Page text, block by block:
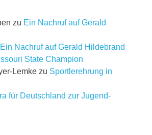
zu Ein Nachruf auf Gerald
Ein Nachruf auf Gerald Hildebrand
State Champion
Lemkezu Sportlerehrung in
für Deutschland zur Jugend-